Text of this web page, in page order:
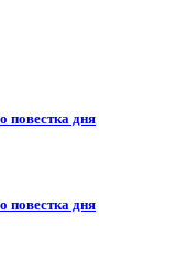
повестка дня
повестка дня